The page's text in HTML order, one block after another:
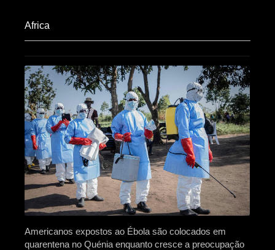
Africa​
Americanos expostos ao Ébola são colocados em
quarentena no Quénia enquanto cresce a preocupação